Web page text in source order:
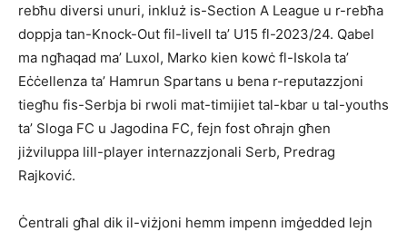
rebħu diversi unuri, inkluż is-Section A League u r-rebħa
doppja tan-Knock-Out fil-livell ta’ U15 fl-2023/24. Qabel
ma ngħaqad ma’ Luxol, Marko kien kowċ fl-Iskola ta’
Eċċellenza ta’ Hamrun Spartans u bena r-reputazzjoni
tiegħu fis-Serbja bi rwoli mat-timijiet tal-kbar u tal-youths
ta’ Sloga FC u Jagodina FC, fejn fost oħrajn għen
jiżviluppa lill-player internazzjonali Serb, Predrag
Rajković.
Ċentrali għal dik il-viżjoni hemm impenn imġedded lejn